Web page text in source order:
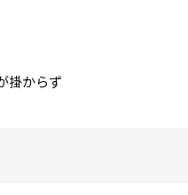
掛からず